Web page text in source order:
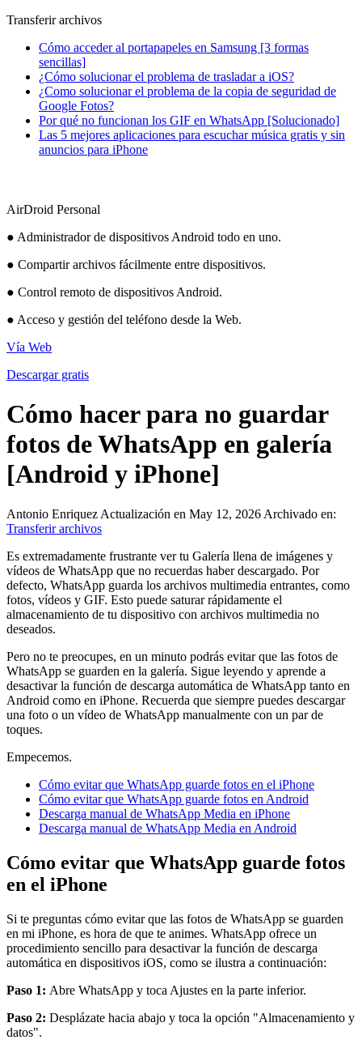
Transferir archivos
Cómo acceder al portapapeles en Samsung [3 formas
sencillas]
¿Cómo solucionar el problema de trasladar a iOS?
¿Como solucionar el problema de la copia de seguridad de
Google Fotos?
Por qué no funcionan los GIF en WhatsApp [Solucionado]
Las 5 mejores aplicaciones para escuchar música gratis y sin
anuncios para iPhone
AirDroid Personal
● Administrador de dispositivos Android todo en uno.
● Compartir archivos fácilmente entre dispositivos.
● Control remoto de dispositivos Android.
● Acceso y gestión del teléfono desde la Web.
Vía Web
Descargar gratis
Cómo hacer para no guardar
fotos de WhatsApp en galería
[Android y iPhone]
Antonio Enriquez Actualización en May 12, 2026 Archivado en:
Transferir archivos
Es extremadamente frustrante ver tu Galería llena de imágenes y
vídeos de WhatsApp que no recuerdas haber descargado. Por
defecto, WhatsApp guarda los archivos multimedia entrantes, como
fotos, vídeos y GIF. Esto puede saturar rápidamente el
almacenamiento de tu dispositivo con archivos multimedia no
deseados.
Pero no te preocupes, en un minuto podrás evitar que las fotos de
WhatsApp se guarden en la galería. Sigue leyendo y aprende a
desactivar la función de descarga automática de WhatsApp tanto en
Android como en iPhone. Recuerda que siempre puedes descargar
una foto o un vídeo de WhatsApp manualmente con un par de
toques.
Empecemos.
Cómo evitar que WhatsApp guarde fotos en el iPhone
Cómo evitar que WhatsApp guarde fotos en Android
Descarga manual de WhatsApp Media en iPhone
Descarga manual de WhatsApp Media en Android
Cómo evitar que WhatsApp guarde fotos
en el iPhone
Si te preguntas cómo evitar que las fotos de WhatsApp se guarden
en mi iPhone, es hora de que te animes. WhatsApp ofrece un
procedimiento sencillo para desactivar la función de descarga
automática en dispositivos iOS, como se ilustra a continuación:
Paso 1: Abre WhatsApp y toca Ajustes en la parte inferior.
Paso 2: Desplázate hacia abajo y toca la opción "Almacenamiento y
datos".